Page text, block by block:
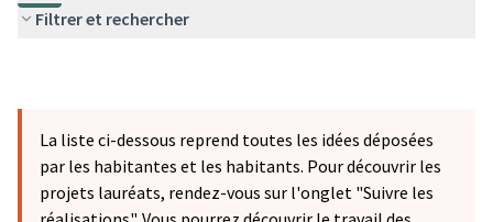
Filtrer et rechercher
La liste ci-dessous reprend toutes les idées déposées
par les habitantes et les habitants. Pour découvrir les
projets lauréats, rendez-vous sur l'onglet "Suivre les